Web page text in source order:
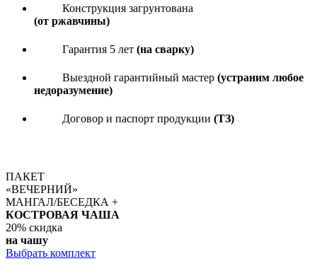
Конструкция загрунтована
(от ржавчины)
Гарантия 5 лет (на сварку)
Выездной гарантийный мастер (устраним любое
недоразумение)
Договор и паспорт продукции (ТЗ)
ПАКЕТ
«ВЕЧЕРНИЙ»
МАНГАЛ/БЕСЕДКА +
КОСТРОВАЯ ЧАША
20% скидка
на чашу
Выбрать комплект